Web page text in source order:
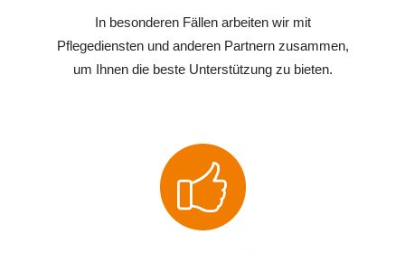
In besonderen Fällen arbeiten wir mit
Pflegediensten und anderen Partnern zusammen,
um Ihnen die beste Unterstützung zu bieten.